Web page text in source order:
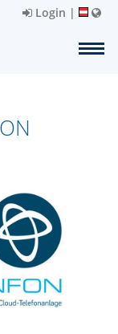
Login |